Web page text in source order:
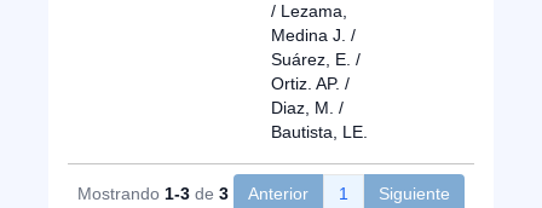
/ Lezama,
Medina J. /
Suárez, E. /
Ortiz. AP. /
Diaz, M. /
Bautista, LE.
Mostrando 1-3 de 3 Anterior 1 Siguiente